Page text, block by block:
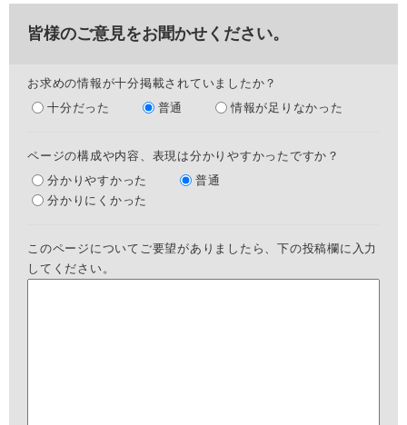
皆様のご意見をお聞かせください。
お求めの情報が十分掲載されていましたか？
十分だった
普通 情報が足りなかった
ページの構成や内容、表現は分かりやすかったですか？
分かりやすかった
普通
分かりにくかった
このページについてご要望がありましたら、下の投稿欄に入力
してください。